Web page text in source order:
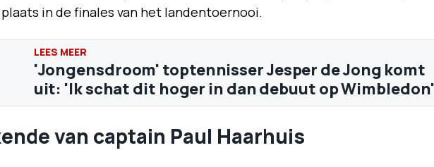
in de finales van het landentoernooi.
'Jongensdroom' toptennisser Jesper de Jong komt
uit: 'Ik schat dit hoger in dan debuut op Wimbledon'
van captain Paul Haarhuis